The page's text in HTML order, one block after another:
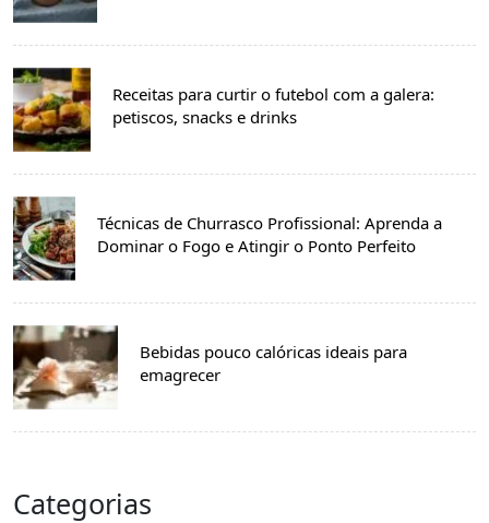
Receitas para curtir o futebol com a galera:
petiscos, snacks e drinks
Técnicas de Churrasco Profissional: Aprenda a
Dominar o Fogo e Atingir o Ponto Perfeito
Bebidas pouco calóricas ideais para
emagrecer
Categorias